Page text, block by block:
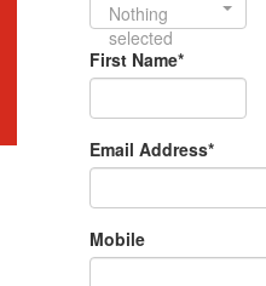
Nothing
selected
First Name*
Email Address*
Mobile